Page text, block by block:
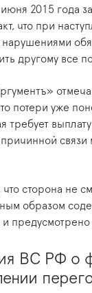
2015 года
что при
нарушениями
другому все
потери уже
требует
связи
что сторона не
образом
и
ВС РФ о